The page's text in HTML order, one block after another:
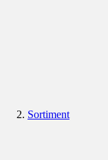
Sortiment